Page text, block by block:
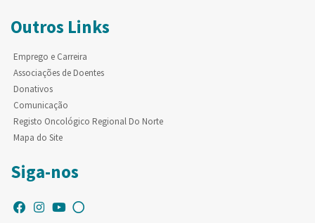
Outros Links
Emprego e Carreira
Associações de Doentes
Donativos
Comunicação
Registo Oncológico Regional Do Norte
Mapa do Site
Siga-nos